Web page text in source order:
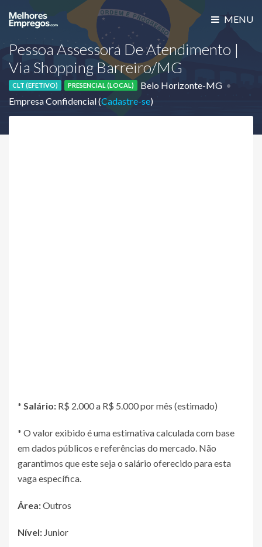
MENU
Pessoa Assessora De Atendimento |
Via Shopping Barreiro/MG
CLT (EFETIVO) PRESENCIAL (LOCAL)
Belo Horizonte-MG
Empresa Confidencial (Cadastre-se)
* Salário: R$ 2.000 a R$ 5.000 por mês (estimado)
* O valor exibido é uma estimativa calculada com base
em dados públicos e referências do mercado. Não
garantimos que este seja o salário oferecido para esta
vaga específica.
Área:Outros
Nível: Junior